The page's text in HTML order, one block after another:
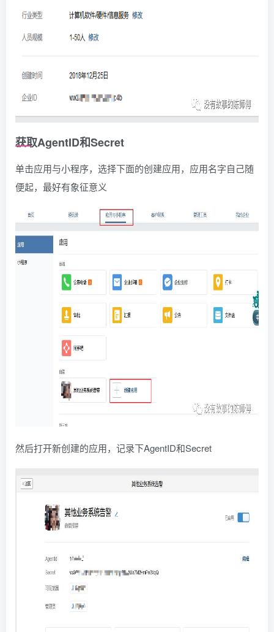
获取AgentID和Secret
单击应用与小程序，选择下面的创建应用，应用名字自己随
便起，最好有象征意义
然后打开新创建的应用，记录下AgentID和Secret